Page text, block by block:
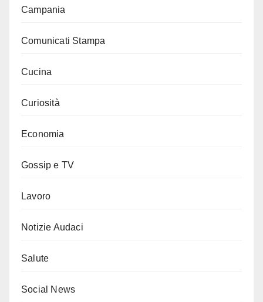
Campania
Comunicati Stampa
Cucina
Curiosità
Economia
Gossip e TV
Lavoro
Notizie Audaci
Salute
Social News